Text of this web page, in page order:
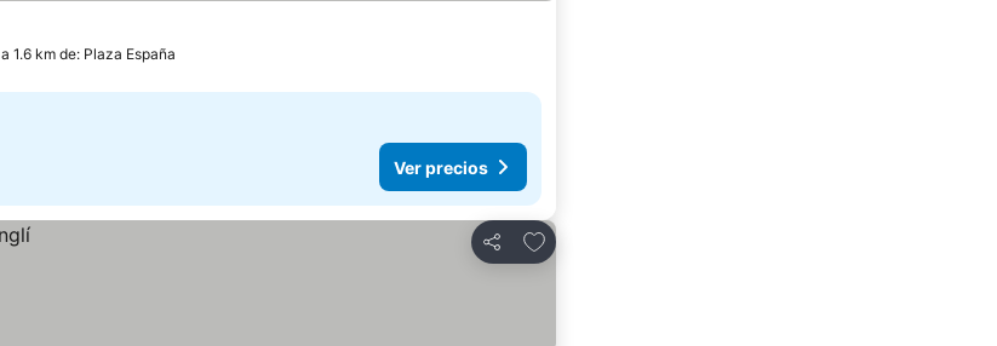
a 1.6 km de: Plaza España
Ver precios
Compartir
Agregar a favoritos